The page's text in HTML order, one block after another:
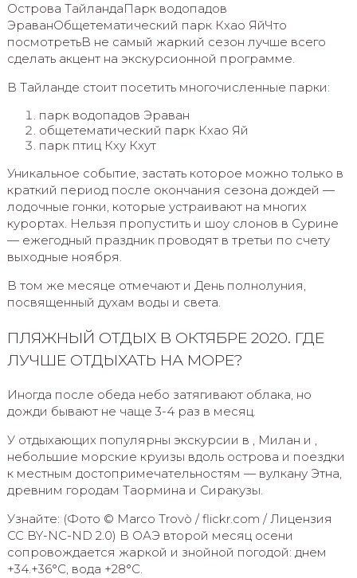
Острова ТайландаПарк водопадов
ЭраванОбщетематический парк Кхао ЯйЧто
посмотретьВ не самый жаркий сезон лучше всего
сделать акцент на экскурсионной программе.
В Тайланде стоит посетить многочисленные парки:
парк водопадов Эраван
общетематический парк Кхао Яй
парк птиц Кху Кхут
Уникальное событие, застать которое можно только в
краткий период после окончания сезона дождей —
лодочные гонки, которые устраивают на многих
курортах. Нельзя пропустить и шоу слонов в Сурине
— ежегодный праздник проводят в третьи по счету
выходные ноября.
В том же месяце отмечают и День полнолуния,
посвященный духам воды и света.
ПЛЯЖНЫЙ ОТДЫХ В ОКТЯБРЕ 2020. ГДЕ
ЛУЧШЕ ОТДЫХАТЬ НА МОРЕ?
Иногда после обеда небо затягивают облака, но
дожди бывают не чаще 3-4 раз в месяц.
У отдыхающих популярны экскурсии в , Милан и ,
небольшие морские круизы вдоль острова и поездки
к местным достопримечательностям — вулкану Этна,
древним городам Таормина и Сиракузы.
Узнайте: (Фото © Marco Trovò / flickr.com / Лицензия
CC BY-NC-ND 2.0) В ОАЭ второй месяц осени
сопровождается жаркой и знойной погодой: днем
+34.+36°С, вода +28°С.